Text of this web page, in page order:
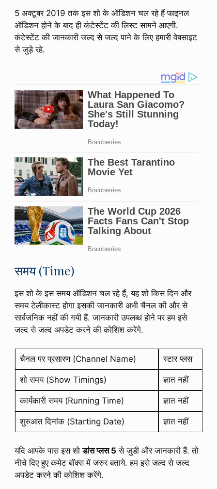
5 अक्टूबर 2019 तक इस शो के ऑडिशन चल रहे हैं फाइनल
ऑडिशन होने के बाद ही कंटेस्टेंट की लिस्ट सामने आएगी.
कंटेस्टेंट की जानकारी जल्द से जल्द पाने के लिए हमारी वेबसाइट
से जुड़े रहे.
समय (Time)
इस शो के इस समय ऑडिशन चल रहे हैं, यह शो किस दिन और
समय टेलीकास्ट होगा इसकी जानकारी अभी चैनल की और से
सार्वजनिक नहीं की गयी हैं. जानकारी उपलब्ध होने पर हम इसे
जल्द से जल्द अपडेट करने की कोशिश करेंगे.
चैनल पर प्रसारण (Channel Name) स्टार प्लस
शो समय (Show Timings) ज्ञात नहीं
कार्यकारी समय (Running Time) ज्ञात नहीं
शुरुआत दिनांक (Starting Date) ज्ञात नहीं
यदि आपके पास इस शोडांस प्लस 5 से जुडी और जानकारी हैं. तो
नीचे दिए हुए कमेट बॉक्स में जरुर बताये. हम इसे जल्द से जल्द
अपडेट करने की कोशिश करेंगे.